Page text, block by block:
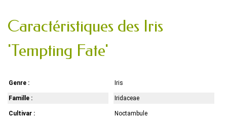
Caractéristiques des Iris
'Tempting Fate'
Genre : Iris
Famille : Iridaceae
Cultivar : Noctambule